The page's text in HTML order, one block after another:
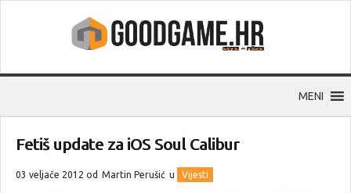
MENI
Fetiš update za iOS Soul Calibur
03 veljače 2012 od Martin Perušić u Vijesti